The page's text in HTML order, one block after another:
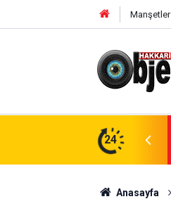
Manşetler
24
"İhale derhal iptal edilsin"
Anasayfa